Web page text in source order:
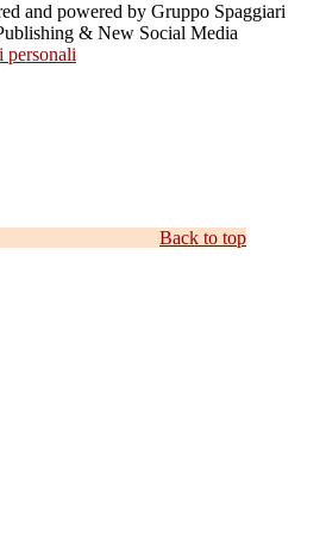
and powered by Gruppo Spaggiari
& New Social Media
personali
Back to top